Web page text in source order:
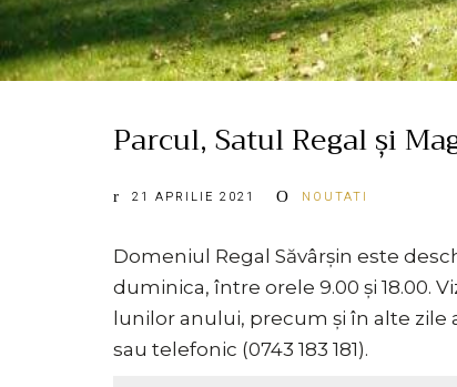
Parcul, Satul Regal și
21 APRILIE 2021 NOUTATI
Domeniul Regal Săvârșin este
duminica, între orele 9.00 și 18.00.
lunilor anului, precum și în alte zile
sau telefonic (0743 183 181).